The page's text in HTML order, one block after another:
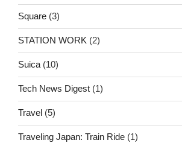
Square (3)
STATION WORK (2)
Suica(10)
Tech News Digest (1)
Travel (5)
Traveling Japan: Train Ride (1)